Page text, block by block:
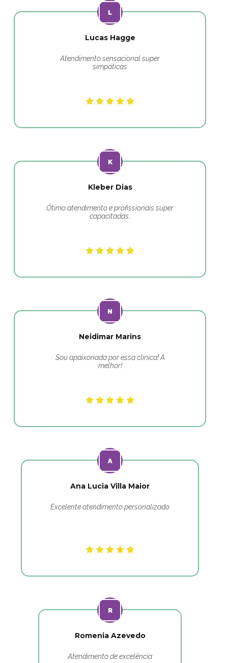
Lucas Hagge
Atendimento sensacional super
simpáticas
Kleber Dias
Ótimo atendimento e profissionais super
capacitadas.
Neidimar Marins
Sou apaixonada por essa clínica! A
melhor!
Ana Lucia Villa Maior
Excelente atendimento personalizado
Romenia Azevedo
Atendimento de excelência